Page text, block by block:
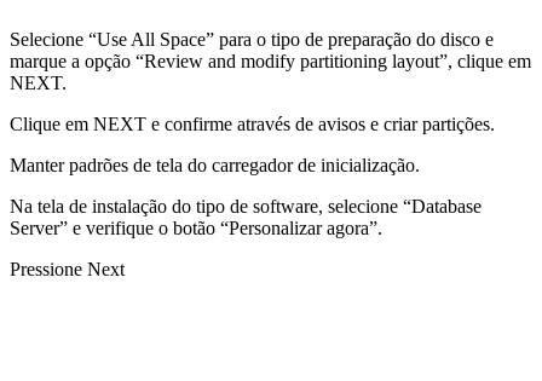
Selecione “Use All Space” para o tipo de preparação do disco e
marque a opção “Review and modify partitioning layout”, clique em
NEXT.
Clique em NEXT e confirme através de avisos e criar partições.
Manter padrões de tela do carregador de inicialização.
Na tela de instalação do tipo de software, selecione “Database
Server” e verifique o botão “Personalizar agora”.
Pressione Next